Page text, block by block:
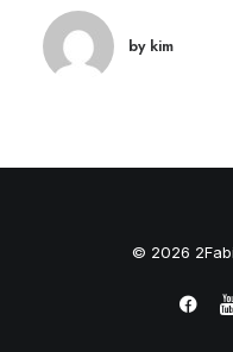
by kim
© 2026